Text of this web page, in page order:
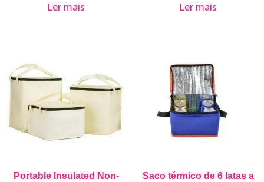
Ler mais Ler mais
Portable Insulated Non-
Saco térmico de 6 latas a